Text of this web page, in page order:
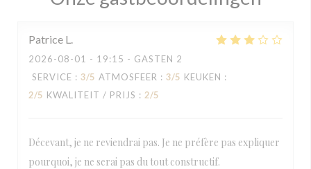
Patrice L
2026-08-01 - 19:15 - GASTEN 2
SERVICE : 3/5 ATMOSFEER : 3/5 KEUKEN :
2/5 KWALITEIT / PRIJS : 2/5
Décevant, je ne reviendrai pas. Je ne préfère pas expliquer
pourquoi, je ne serai pas du tout constructif.